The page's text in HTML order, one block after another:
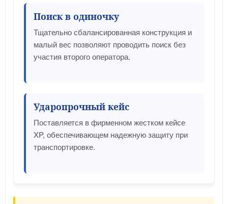
Поиск в одиночку
Тщательно сбалансированная конструкция и
малый вес позволяют проводить поиск без
участия второго оператора.
Ударопрочный кейс
Поставляется в фирменном жестком кейсе
XP, обеспечивающем надежную защиту при
транспортировке.